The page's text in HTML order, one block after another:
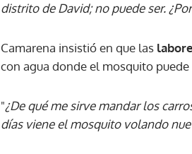
distrito de David; no puede ser.
Camarena insistió en que las
con agua donde el mosquito puede
"¿De qué me sirve mandar los
días viene el mosquito volando